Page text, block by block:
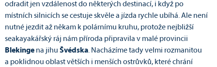
odradit jen vzdálenost do některých destinací, i když po
místních silnicích se cestuje skvěle a jízda rychle ubíhá. Ale není
nutné jezdit až někam k polárnímu kruhu, protože nejbližší
seakayakářský ráj nám příroda připravila v malé provincii
Blekinge na jihu Švédska. Nacházíme tady velmi rozmanitou
a poklidnou oblast větších i menších ostrůvků, které chrání